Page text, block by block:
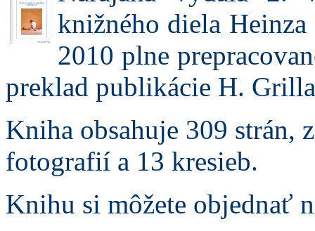
knižného diela
2010 plne
preklad publikácie H.
Kniha obsahuje 309 strán,
fotografií a 13 kresieb.
Knihu si môžete objednať